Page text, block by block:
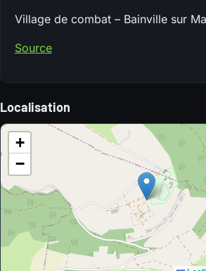
Village de combat – Bainville sur
Source
Localisation
+
−